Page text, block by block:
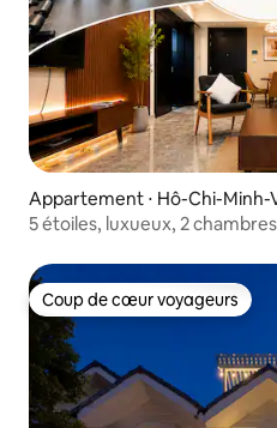
Appartement ⋅ Hô-Chi-Minh-
5 étoiles, luxueux, 2
Coup de cœur voyageurs
Coup de cœur voyageurs